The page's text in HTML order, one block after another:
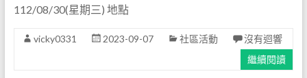
112/08/30(星期三) 地點
vicky0331 2023-09-07 社區活動
沒有迴響
繼續閱讀